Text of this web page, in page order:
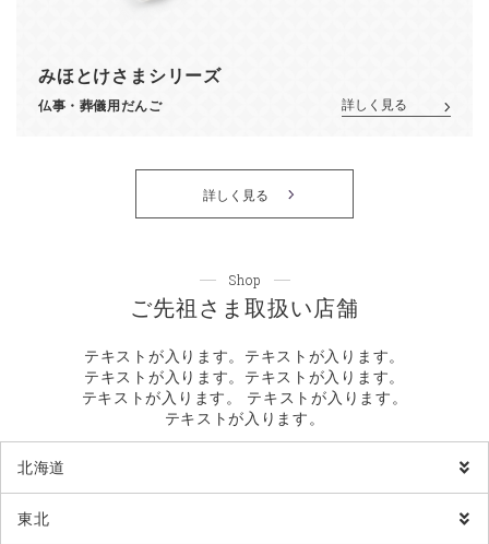
みほとけさまシリーズ
仏事・葬儀用だんご 詳しく見る
詳しく見る
Shop
ご先祖さま取扱い店舗
テキストが入ります。テキストが入ります。
テキストが入ります。テキストが入ります。
テキストが入ります。 テキストが入ります。
テキストが入ります。
北海道
東北